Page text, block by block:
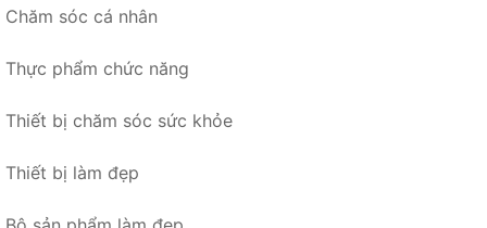
Chăm sóc cá nhân
Thực phẩm chức năng
Thiết bị chăm sóc sức khỏe
Thiết bị làm đẹp